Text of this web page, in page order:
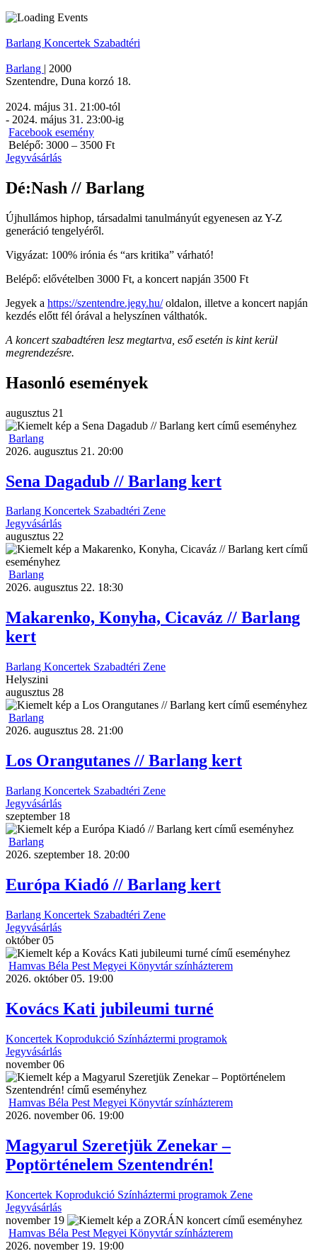
Barlang Koncertek Szabadtéri
Barlang | 2000
Szentendre, Duna korzó 18.
2024. május 31. 21:00-tól
- 2024. május 31. 23:00-ig
Facebook esemény
Belépő: 3000 – 3500 Ft
Jegyvásárlás
Dé:Nash // Barlang
Újhullámos hiphop, társadalmi tanulmányút egyenesen az Y-Z
generáció tengelyéről.
Vigyázat: 100% irónia és “ars kritika” várható!
Belépő: elővételben 3000 Ft, a koncert napján 3500 Ft
Jegyek a https://szentendre.jegy.hu/oldalon, illetve a koncert napján
kezdés előtt fél órával a helyszínen válthatók.
A koncert szabadtéren lesz megtartva, eső esetén is kint kerül
megrendezésre.
Hasonló események
augusztus 21
Barlang
2026. augusztus 21. 20:00
Sena Dagadub // Barlang kert
Barlang Koncertek Szabadtéri Zene
Jegyvásárlás
augusztus 22
Barlang
2026. augusztus 22. 18:30
Makarenko, Konyha, Cicaváz // Barlang
kert
Barlang Koncertek Szabadtéri Zene
Helyszini
augusztus 28
Barlang
2026. augusztus 28. 21:00
Los Orangutanes // Barlang kert
Barlang Koncertek Szabadtéri Zene
Jegyvásárlás
szeptember 18
Barlang
2026. szeptember 18. 20:00
Európa Kiadó // Barlang kert
Barlang Koncertek Szabadtéri Zene
Jegyvásárlás
október 05
Hamvas Béla Pest Megyei Könyvtár színházterem
2026. október 05. 19:00
Kovács Kati jubileumi turné
Koncertek Koprodukció Színháztermi programok
Jegyvásárlás
november 06
Hamvas Béla Pest Megyei Könyvtár színházterem
2026. november 06. 19:00
Magyarul Szeretjük Zenekar –
Poptörténelem Szentendrén!
Koncertek Koprodukció Színháztermi programok Zene
Jegyvásárlás
november 19
Hamvas Béla Pest Megyei Könyvtár színházterem
2026. november 19. 19:00